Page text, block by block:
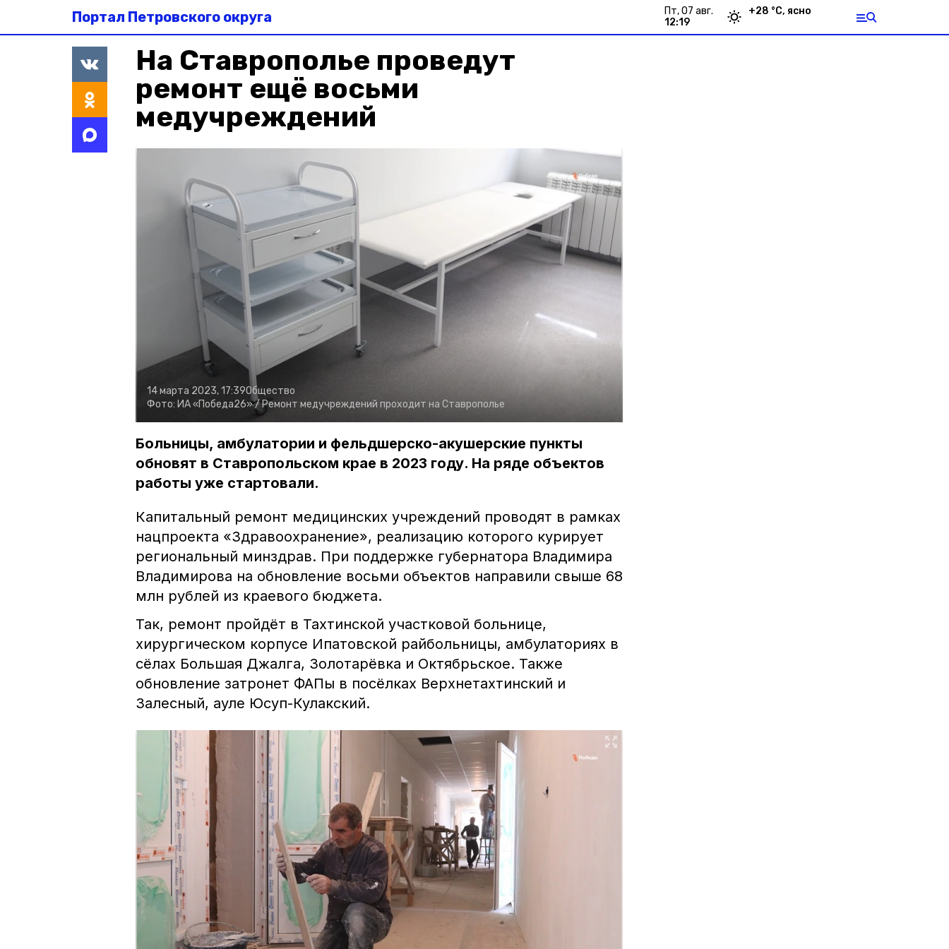
Портал Петровского округа
пт, 07 авг.
12:19
+28 °С, ясно
На Ставрополье проведут
ремонт ещё восьми
медучреждений
14 марта 2023, 17:39Общество
Фото: ИА «Победа26» /Ремонт медучреждений проходит на Ставрополье
Больницы, амбулатории и фельдшерско-акушерские пункты
обновят в Ставропольском крае в 2023 году. На ряде объектов
работы уже стартовали.
Капитальный ремонт медицинских учреждений проводят в рамках
нацпроекта «Здравоохранение», реализацию которого курирует
региональный минздрав. При поддержке губернатора Владимира
Владимирова на обновление восьми объектов направили свыше 68
млн рублей из краевого бюджета.
Так, ремонт пройдёт в Тахтинской участковой больнице,
хирургическом корпусе Ипатовской райбольницы, амбулаториях в
сёлах Большая Джалга, Золотарёвка и Октябрьское. Также
обновление затронет ФАПы в посёлках Верхнетахтинский и
Залесный, ауле Юсуп-Кулакский.